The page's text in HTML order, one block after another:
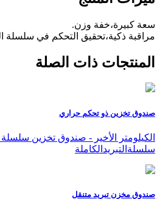
سعة كبيرة،خفة وزن.
مراقبة ذكية،تحقيق التحكم في سلسلة
المنتجات ذات الصلة
صندوق تخزين ذو تحكم حراري
الكيلومتر الأخير - صندوق تخزين سلسلة
سلسلةالتبريدالكاملة
صندوق مخزن تبريد متنقل